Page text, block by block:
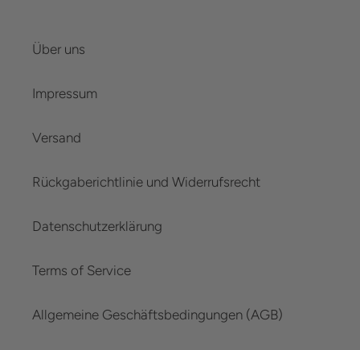
Über uns
Impressum
Versand
Rückgaberichtlinie und Widerrufsrecht
Datenschutzerklärung
Terms of Service
Allgemeine Geschäftsbedingungen (AGB)